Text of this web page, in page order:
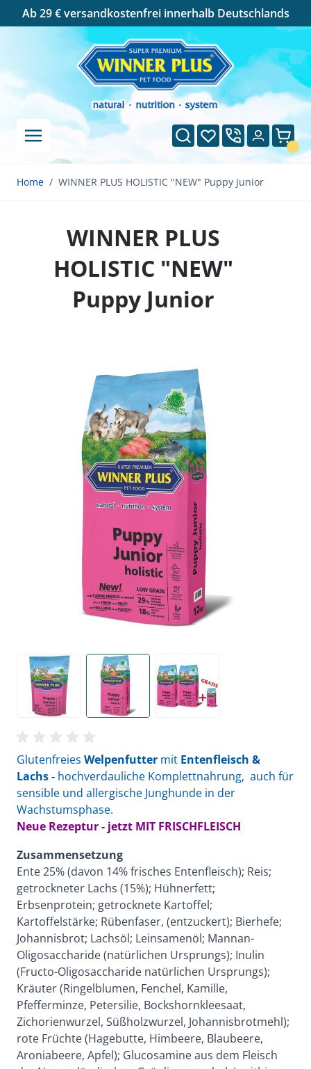
Ab 29 € versandkostenfrei innerhalb Deutschlands
Direkt zum Inhalt
SucheWunschliste
Home / WINNER PLUS HOLISTIC "NEW" Puppy Junior
WINNER PLUS
HOLISTIC "NEW"
Puppy Junior
Glutenfreies Welpenfutter mit Entenfleisch &
Lachs - hochverdauliche Komplettnahrung, auch für
sensible und allergische Junghunde in der
Wachstumsphase.
Neue Rezeptur - jetzt MIT FRISCHFLEISCH
Zusammensetzung
Ente 25% (davon 14% frisches Entenfleisch); Reis;
getrockneter Lachs (15%); Hühnerfett;
Erbsenprotein; getrocknete Kartoffel;
Kartoffelstärke; Rübenfaser, (entzuckert); Bierhefe;
Johannisbrot; Lachsöl; Leinsamenöl; Mannan-
Oligosaccharide (natürlichen Ursprungs); Inulin
(Fructo-Oligosaccharide natürlichen Ursprungs);
Kräuter (Ringelblumen, Fenchel, Kamille,
Pfefferminze, Petersilie, Bockshornkleesaat,
Zichorienwurzel, Süßholzwurzel, Johannisbrotmehl);
rote Früchte (Hagebutte, Himbeere, Blaubeere,
Aroniabeere, Apfel); Glucosamine aus dem Fleisch
Cookie-Einstellungen